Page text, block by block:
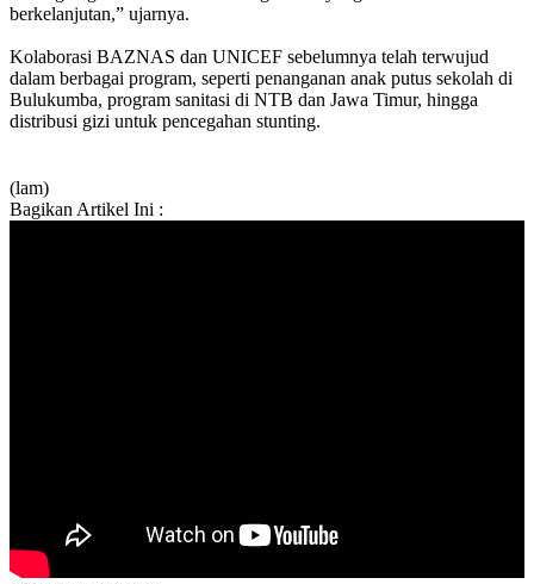
berkelanjutan,” ujarnya.
Kolaborasi BAZNAS dan UNICEF sebelumnya telah terwujud
dalam berbagai program, seperti penanganan anak putus sekolah di
Bulukumba, program sanitasi di NTB dan Jawa Timur, hingga
distribusi gizi untuk pencegahan stunting.
(lam)
Bagikan Artikel Ini :